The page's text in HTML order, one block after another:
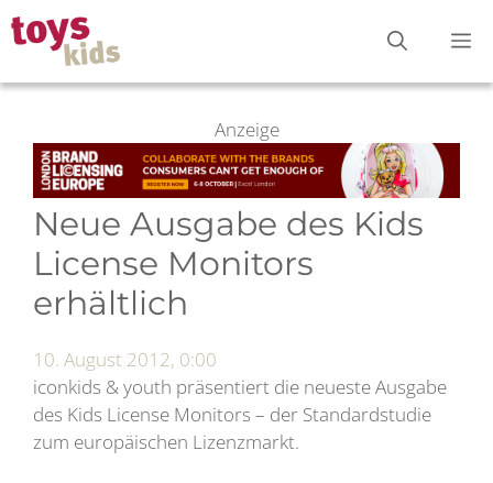
Zum
Inhalt
springen
Anzeige
Neue Ausgabe des Kids
License Monitors
erhältlich
10. August 2012, 0:00
iconkids & youth präsentiert die neueste Ausgabe
des Kids License Monitors – der Standardstudie
zum europäischen Lizenzmarkt.